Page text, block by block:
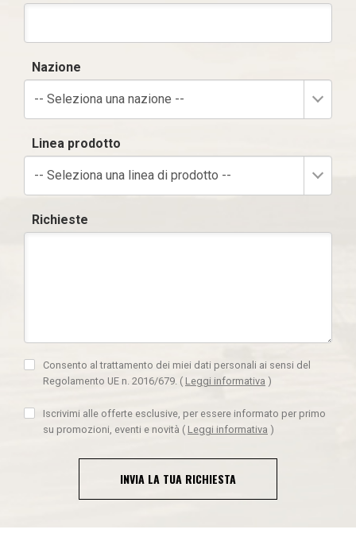
Nazione
-- Seleziona una nazione --
Linea prodotto
-- Seleziona una linea di prodotto --
Richieste
Consento al trattamento dei miei dati personali ai sensi del
Regolamento UE n. 2016/679. ( Leggi informativa )
Iscrivimi alle offerte esclusive, per essere informato per primo
su promozioni, eventi e novità ( Leggi informativa )
INVIA LA TUA RICHIESTA